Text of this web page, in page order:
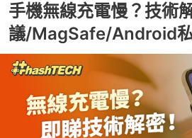
手機無線充電慢？技術
議/MagSafe/Android私